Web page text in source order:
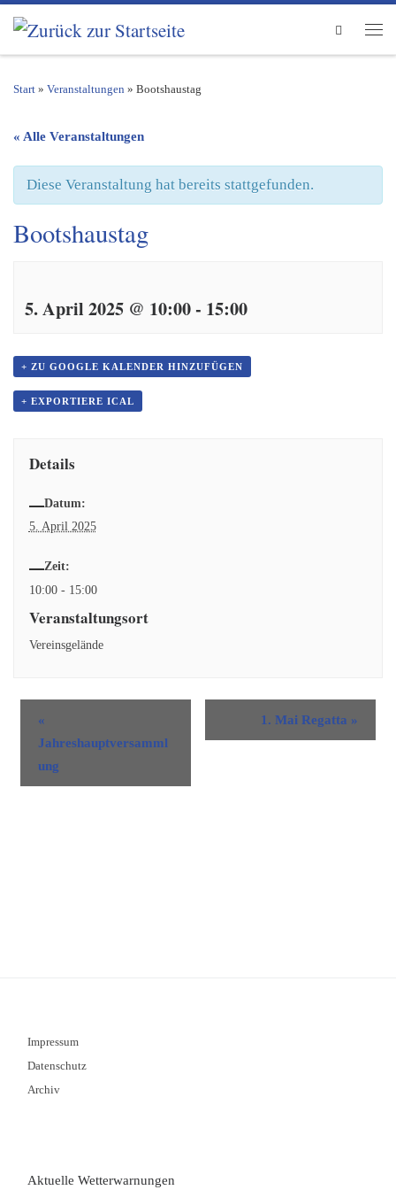
Zum Inhalt springen
Search
Start » Veranstaltungen » Bootshaustag
« Alle Veranstaltungen
Diese Veranstaltung hat bereits stattgefunden.
Bootshaustag
5. April 2025 @ 10:00 - 15:00
+ ZU GOOGLE KALENDER HINZUFÜGEN
+ EXPORTIERE ICAL
Details
Datum:
5. April 2025
Zeit:
10:00 - 15:00
Veranstaltungsort
Vereinsgelände
«
Jahreshauptversamml
ung
1. Mai Regatta »
Impressum
Datenschutz
Archiv
Aktuelle Wetterwarnungen